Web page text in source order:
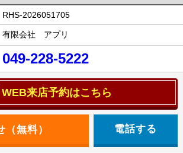
RHS-2026051705
有限会社 アプリ
049-228-5222
WEB来店予約はこちら
電話する